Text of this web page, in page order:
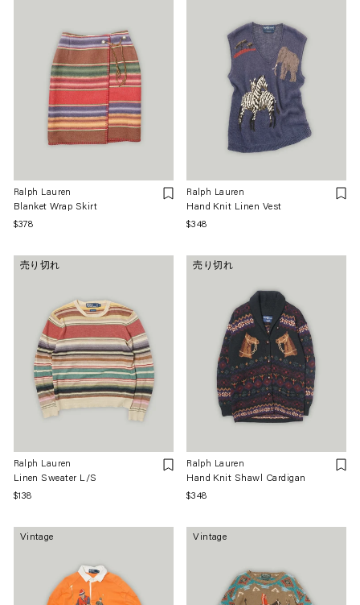
Ralph Lauren
Blanket Wrap Skirt
通
価
格
$378
Ralph Lauren
Hand Knit Linen Vest
通
価
格
$348
売り切れ
Ralph Lauren
Linen Sweater L/S
通
価
格
$138
売り切れ
Ralph Lauren
Hand Knit Shawl Cardigan
通
価
格
$348
Vintage Vintage